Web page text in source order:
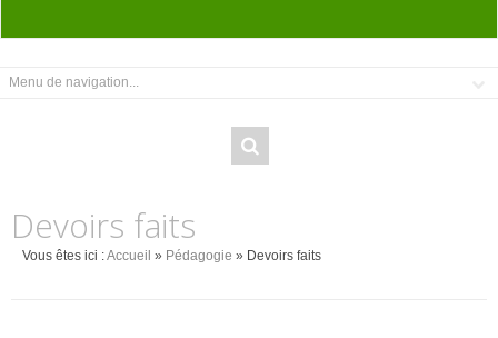
Devoirs faits
Vous êtes ici :Accueil » Pédagogie » Devoirs faits